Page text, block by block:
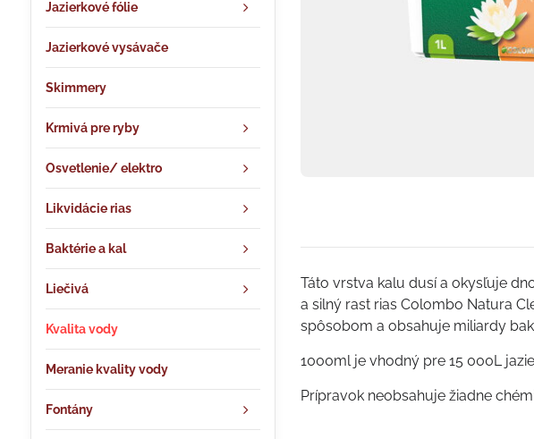
Táto vrstva kalu dusí a okysľuje
a silný rast rias Colombo Natura
spôsobom a obsahuje miliardy
1000ml je vhodný pre 15 000L
Prípravok neobsahuje žiadne
Jazierkové fólie
Jazierkové vysávače
Skimmery
Krmivá pre ryby
Osvetlenie/ elektro
Likvidácie rias
Baktérie a kal
Liečivá
Kvalita vody
Meranie kvality vody
Fontány